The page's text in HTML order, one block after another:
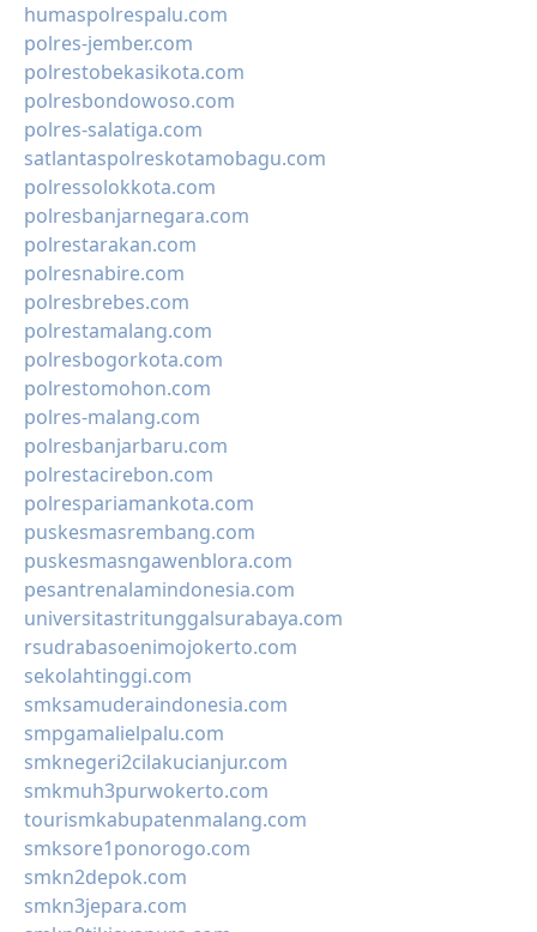
humaspolrespalu.com
polres-jember.com
polrestobekasikota.com
polresbondowoso.com
polres-salatiga.com
satlantaspolreskotamobagu.com
polressolokkota.com
polresbanjarnegara.com
polrestarakan.com
polresnabire.com
polresbrebes.com
polrestamalang.com
polresbogorkota.com
polrestomohon.com
polres-malang.com
polresbanjarbaru.com
polrestacirebon.com
polrespariamankota.com
puskesmasrembang.com
puskesmasngawenblora.com
pesantrenalamindonesia.com
universitastritunggalsurabaya.com
rsudrabasoenimojokerto.com
sekolahtinggi.com
smksamuderaindonesia.com
smpgamalielpalu.com
smknegeri2cilakucianjur.com
smkmuh3purwokerto.com
tourismkabupatenmalang.com
smksore1ponorogo.com
smkn2depok.com
smkn3jepara.com